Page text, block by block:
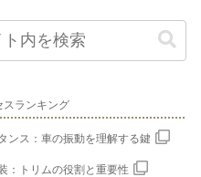
スランキング
ンス：車の振動を理解する鍵
：トリムの役割と重要性